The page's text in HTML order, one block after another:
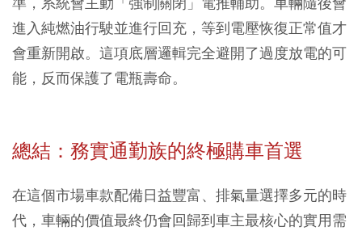
進入純燃油行駛並進行回充，等到電壓恢復正常值才
會重新開啟。這項底層邏輯完全避開了過度放電的可
能，反而保護了電瓶壽命。
總結：務實通勤族的終極購車首選
在這個市場車款配備日益豐富、排氣量選擇多元的時
代，車輛的價值最終仍會回歸到車主最核心的實用需